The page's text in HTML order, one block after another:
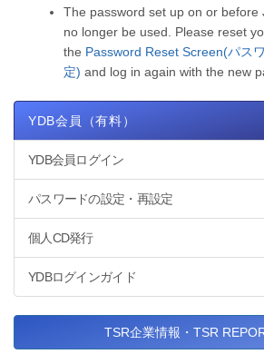
The password set up on or before
no longer be used. Please reset
the Password Reset Screen(パス
定) and log in again with the new
YDB会員（有料）
YDB会員ログイン
パスワードの設定・再設定
個人CD発行
YDBログインガイド
TSR企業情報・TSR